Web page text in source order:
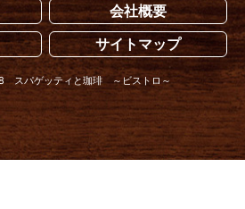
会社概要
サイトマップ
スパゲッティと珈琲 ～ビストロ～